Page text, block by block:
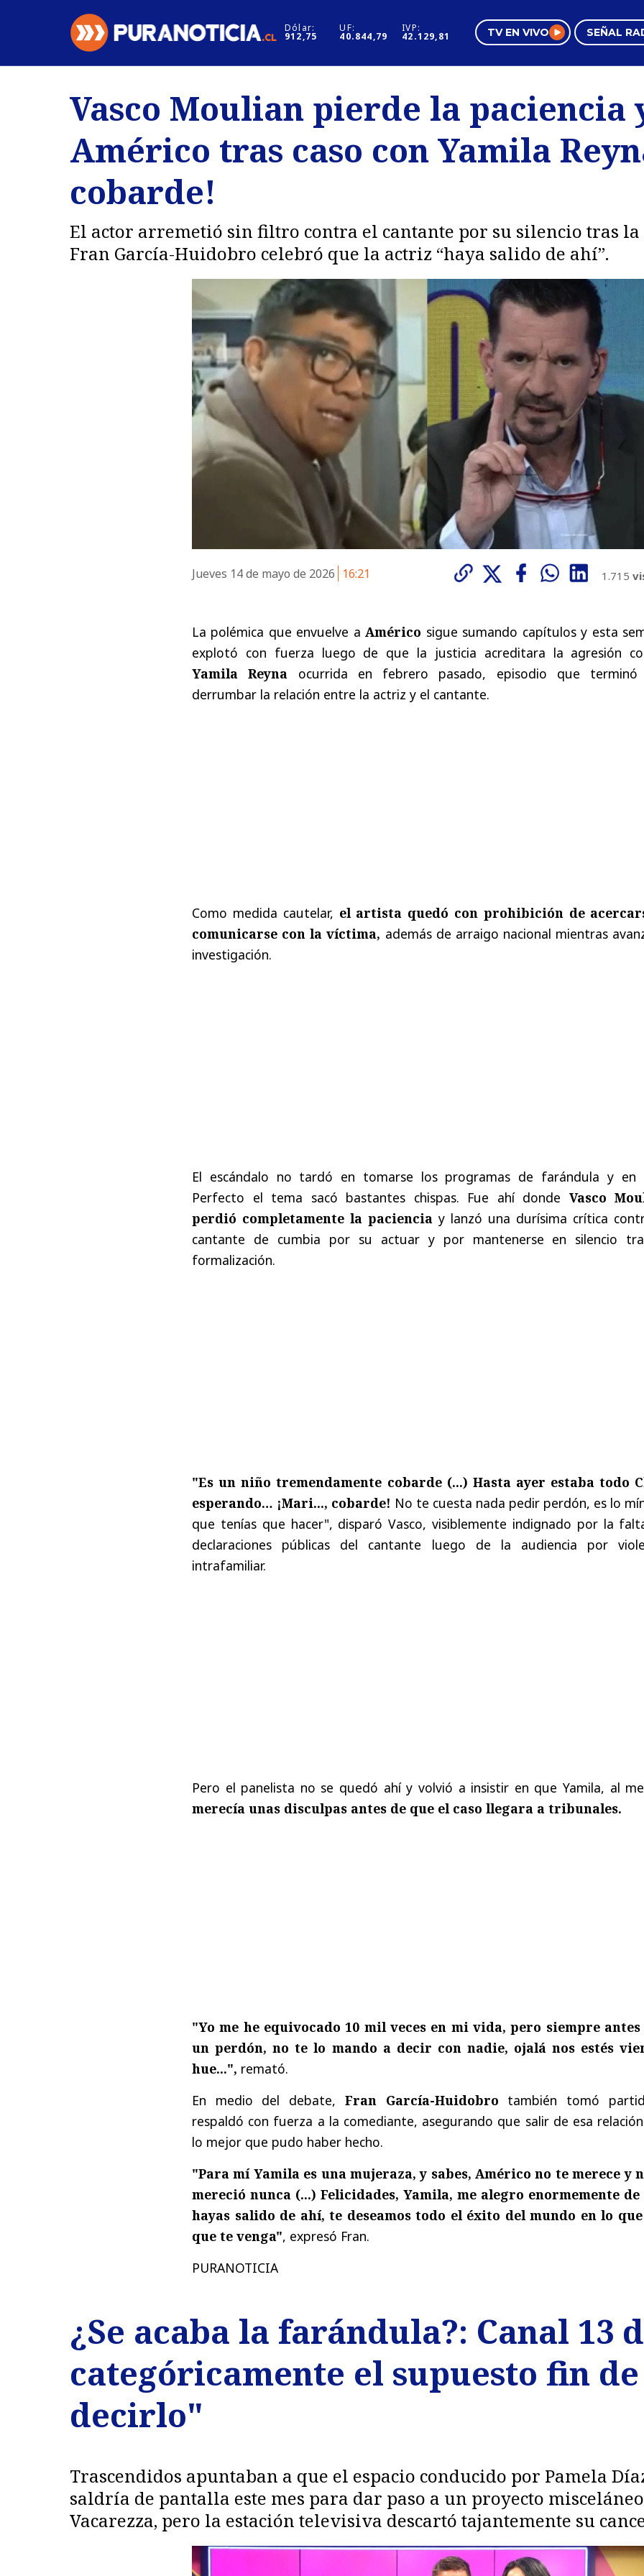
Dólar:
912,75
UF:
40.844,79
IVP:
42.129,81 TV EN VIVO SEÑAL
Regiones
Deportes
Internacional
Motores
Negocios
Pura Mujer
Vasco Moulian pierde la paciencia
Américo tras caso con Yamila
cobarde!
El actor arremetió sin filtro contra el cantante por su silencio tras
Fran García-Huidobro celebró que la actriz “haya salido de ahí”.
Jueves 14 de mayo de 2026 16:21 1.715
La polémica que envuelve aAmérico sigue sumando capítulos y esta
explotó con fuerza luego de que la justicia acreditara la agresión
Yamila Reyna ocurrida en febrero pasado, episodio que
derrumbar la relación entre la actriz y el cantante.
Como medida cautelar, el artista quedó con prohibición de
comunicarse con la víctima, además de arraigo nacional mientras
investigación.
El escándalo no tardó en tomarse los programas de farándula y en
Perfecto el tema sacó bastantes chispas. Fue ahí donde Vasco
perdió completamente la paciencia y lanzó una durísima crítica
cantante de cumbia por su actuar y por mantenerse en silencio
formalización.
"Es un niño tremendamente cobarde (...) Hasta ayer estaba todo
esperando… ¡Mari..., cobarde! No te cuesta nada pedir perdón, es lo
que tenías que hacer", disparó Vasco, visiblemente indignado por la
declaraciones públicas del cantante luego de la audiencia por
intrafamiliar.
Pero el panelista no se quedó ahí y volvió a insistir en que Yamila, al
merecía unas disculpas antes de que el caso llegara a tribunales.
"Yo me he equivocado 10 mil veces en mi vida, pero siempre antes
un perdón, no te lo mando a decir con nadie, ojalá nos estés
hue...", remató.
En medio del debate, Fran García-Huidobro también tomó
respaldó con fuerza a la comediante, asegurando que salir de esa
lo mejor que pudo haber hecho.
"Para mí Yamila es una mujeraza, y sabes, Américo no te merece y
mereció nunca (...) Felicidades, Yamila, me alegro enormemente de
hayas salido de ahí, te deseamos todo el éxito del mundo en lo que
que te venga", expresó Fran.
PURANOTICIA
¿Se acaba la farándula?: Canal 13
categóricamente el supuesto fin
decirlo"
Trascendidos apuntaban a que el espacio conducido por Pamela
saldría de pantalla este mes para dar paso a un proyecto
Vacarezza, pero la estación televisiva descartó tajantemente su